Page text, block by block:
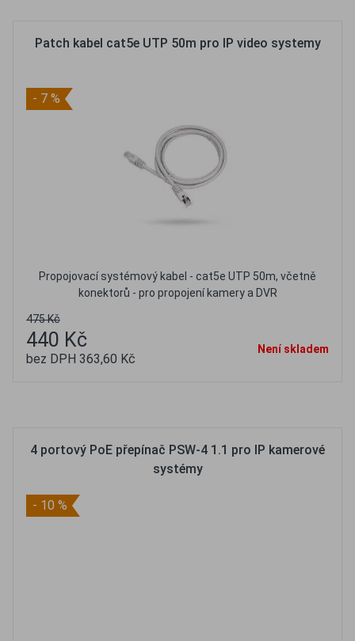
Patch kabel cat5e UTP 50m pro IP video systemy
- 7 %
Propojovací systémový kabel - cat5e UTP 50m, včetně
konektorů - pro propojení kamery a DVR
475 Kč
440 Kč
bez DPH 363,60 Kč
Není skladem
4 portový PoE přepínač PSW-4 1.1 pro IP kamerové
systémy
- 10 %